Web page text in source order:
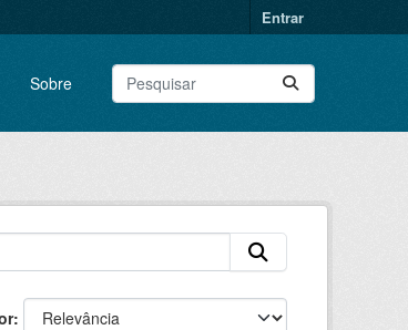
Entrar
Sobre